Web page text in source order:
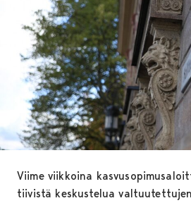
Viime viikkoina
tiivistä keskustelua